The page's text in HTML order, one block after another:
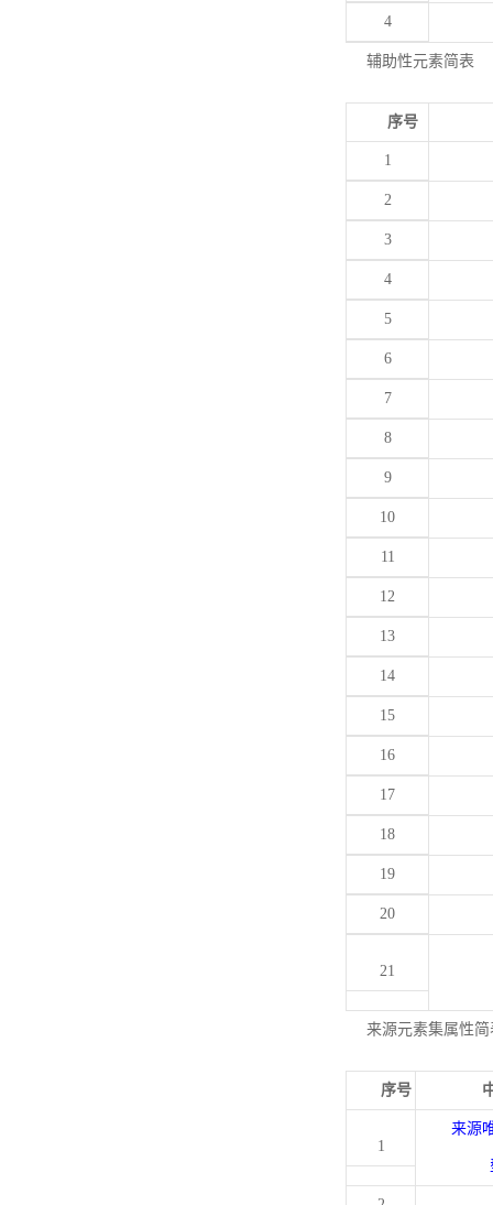
4
辅助性元素简表
序号
1
2
3
4
5
6
7
8
9
10
11
12
13
14
15
16
17
18
19
20
21
来源元素集属性简
序号
1
来源